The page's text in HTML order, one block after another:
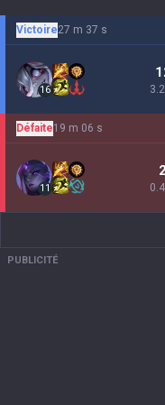
Victoire27 m 37 s
16
Défaite19 m 06 s
11
2
PUBLICITÉ